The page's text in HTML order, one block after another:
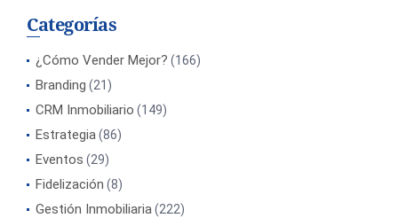
Categorías
¿Cómo Vender Mejor? (166)
Branding (21)
CRM Inmobiliario (149)
Estrategia(86)
Eventos (29)
Fidelización (8)
Gestión Inmobiliaria(222)